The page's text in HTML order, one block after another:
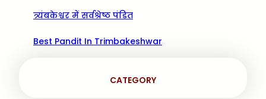
त्र्यंबकेश्वर में सर्वश्रेष्ठ पंडित
Best Pandit In Trimbakeshwar
CATEGORY